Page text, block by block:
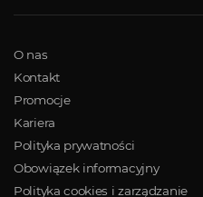
O nas
Kontakt
Promocje
Kariera
Polityka prywatności
Obowiązek informacyjny
Polityka cookies i zarządzanie